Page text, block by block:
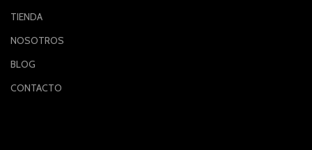
TIENDA
NOSOTROS
BLOG
CONTACTO